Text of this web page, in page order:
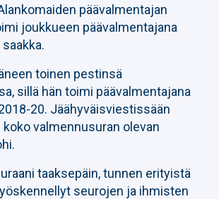
päävalmentajan
joukkueen päävalmentajana
toinen pestinsä
sillä hän toimi päävalmentajana
20. Jäähyväisviestissään
valmennusuran olevan
taaksepäin, tunnen erityistä
seurojen ja ihmisten